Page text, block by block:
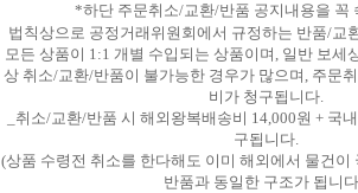
*하단 주문취소/교환/반품 공지내용을 꼭
법칙상으로 공정거래위원회에서 규정하는 반품/교
모든 상품이 1:1 개별 수입되는 상품이며, 일반 보세
상 취소/교환/반품이 불가능한 경우가 많으며, 주문
비가 청구됩니다.
_취소/교환/반품 시 해외왕복배송비 14,000원 + 국
구됩니다.
(상품 수령전 취소를 한다해도 이미 해외에서 물건이
반품과 동일한 구조가 됩니